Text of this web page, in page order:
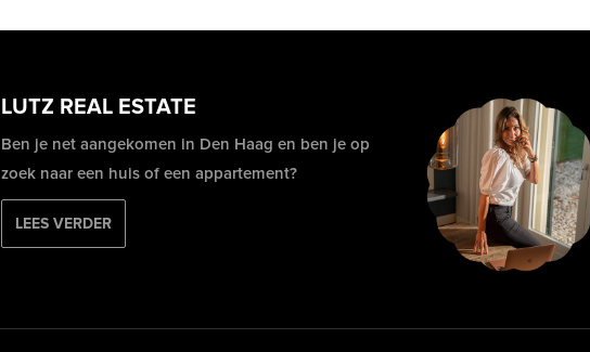
LUTZ REAL ESTATE
Ben je net aangekomen in Den Haag en ben je op
zoek naar een huis of een appartement?
LEES VERDER